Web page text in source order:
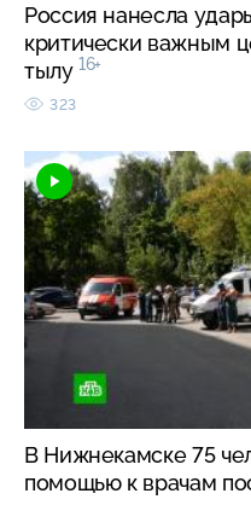
Россия нанесла
критически важным
тылу 16+
323
В Нижнекамске 75
помощью к врачам